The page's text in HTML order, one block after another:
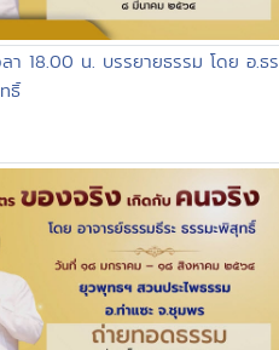
า 18.00 น. บรรยายธรรม โดย อ.ธร
ธิ์